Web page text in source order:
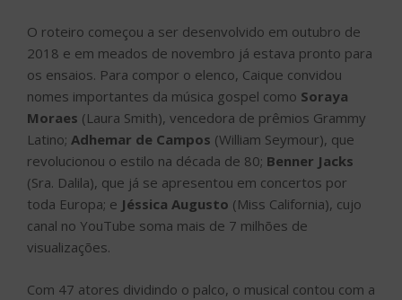
O roteiro começou a ser desenvolvido em outubro de
2018 e em meados de novembro já estava pronto para
os ensaios. Para compor o elenco, Caique convidou
nomes importantes da música gospel como Soraya
Moraes (Laura Smith), vencedora de prêmios Grammy
Latino; Adhemar de Campos (William Seymour), que
revolucionou o estilo na década de 80; Benner Jacks
(Sra. Dalila), que já se apresentou em concertos por
toda Europa; e Jéssica Augusto (Miss California), cujo
canal no YouTube soma mais de 7 milhões de
visualizações.
Com 47 atores dividindo o palco, o musical contou com a